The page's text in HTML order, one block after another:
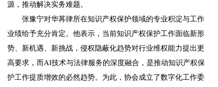
源，推动解决实务难题。
张豫宁对华苒律所在知识产权保护领域的专业积淀与工作
业绩给予充分肯定。他表示，当前知识产权保护工作面临新形
势、新机遇、新挑战，侵权隐蔽化趋势对行业维权能力提出更
高要求，而AI技术与法律服务的深度融合，是推动知识产权保
护工作提质增效的必然趋势。为此，协会成立了数字化工作委